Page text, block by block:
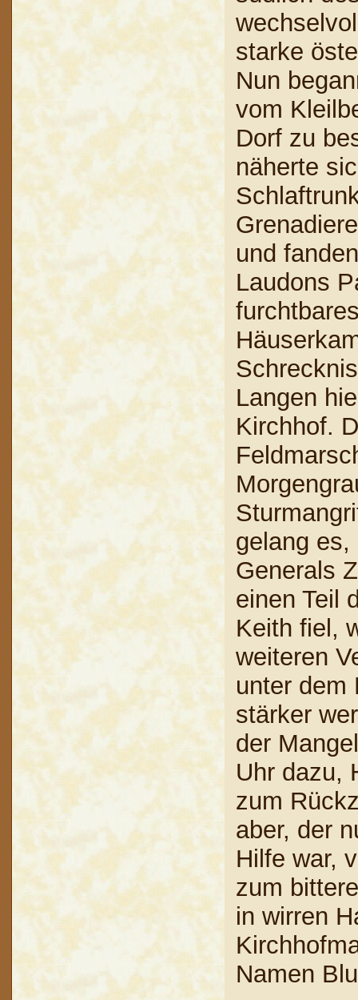
starke
Nun
vom
Dorf zu
näherte
und
Laudons
Langen
Kirchhof.
gelang
Generals
einen Teil
Keith fiel,
weiteren
unter dem
stärker
der
Uhr dazu,
zum
aber, der
Hilfe war,
zum
in wirren
Namen